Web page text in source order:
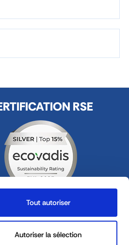
Tout autoriser
Autoriser la sélection
RSE
US